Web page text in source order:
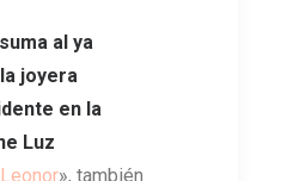
al ya
joyera
en la
Luz
Leonor», también